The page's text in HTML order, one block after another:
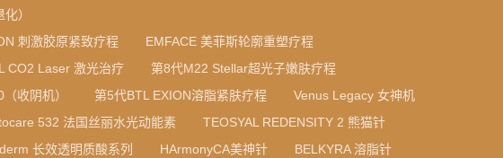
）
刺激胶原紧致疗程
EMFACE 美菲斯轮廓重塑疗程
CO2 Laser 激光治疗
第8代M22 Stellar超光子嫩肤疗程
收阴机） 第5代BTL EXION溶脂紧肤疗程
Venus Legacy 女神机
532 法国丝丽水光动能素
TEOSYAL REDENSITY 2 熊猫针
长效透明质酸系列 HArmonyCA美神针
BELKYRA 溶脂针